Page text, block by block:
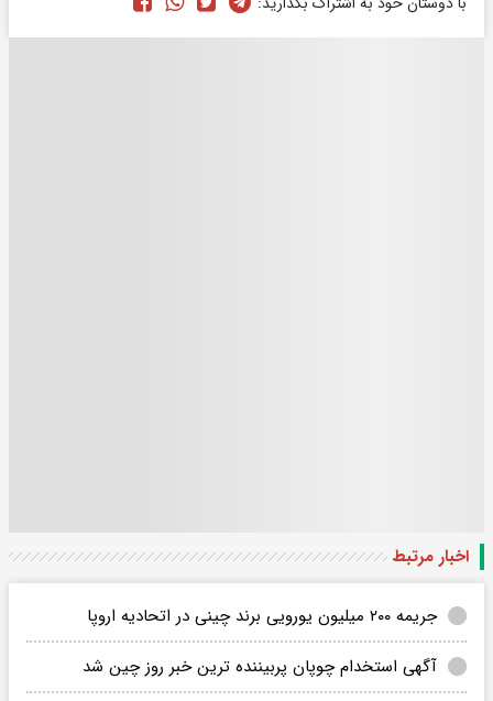
اخبار مرتبط
جریمه ۲۰۰ میلیون یورویی برند چینی در اتحادیه اروپا
آگهی استخدام چوپان پربیننده ترین خبر روز چین شد